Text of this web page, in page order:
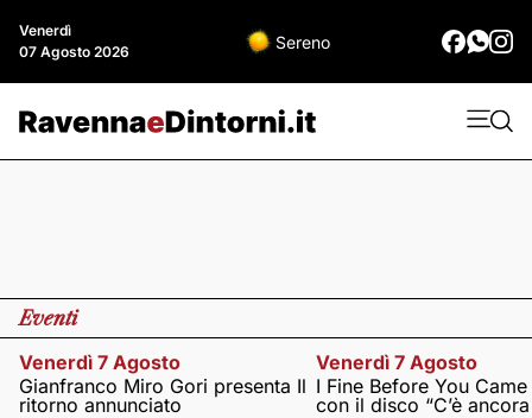
Venerdì
07 Agosto 2026
Sereno
Eventi
Venerdì 7 Agosto
Gianfranco Miro Gori presenta Il
ritorno annunciato
Venerdì 7 Agosto
I Fine Before You
con il disco “C’è